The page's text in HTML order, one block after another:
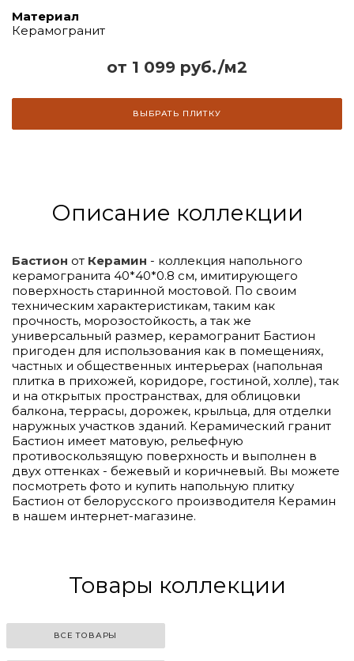
от 1 099 руб./м2
ВЫБРАТЬ ПЛИТКУ
Материал
Керамогранит
Описание коллекции
Бастион от Керамин - коллекция напольного
керамогранита 40*40*0.8 см, имитирующего
поверхность старинной мостовой. По своим
техническим характеристикам, таким как
прочность, морозостойкость, а так же
универсальный размер, керамогранит Бастион
пригоден для использования как в помещениях,
частных и общественных интерьерах (напольная
плитка в прихожей, коридоре, гостиной, холле), так
и на открытых пространствах, для облицовки
балкона, террасы, дорожек, крыльца, для отделки
наружных участков зданий. Керамический гранит
Бастион имеет матовую, рельефную
противоскользящую поверхность и выполнен в
двух оттенках - бежевый и коричневый. Вы можете
посмотреть фото и купить напольную плитку
Бастион от белорусского производителя Керамин
в нашем интернет-магазине.
Товары коллекции
ВСЕ ТОВАРЫ